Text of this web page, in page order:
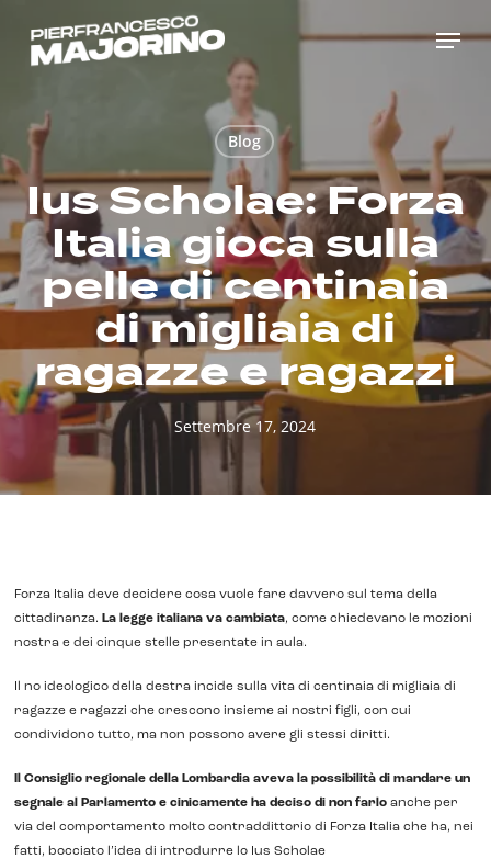
Menu
Blog
Ius Scholae: Forza
Italia gioca sulla
pelle di centinaia
di migliaia di
ragazze e ragazzi
Settembre 17, 2024
Forza Italia deve decidere cosa vuole fare davvero sul tema della
cittadinanza. La legge italiana va cambiata, come chiedevano le mozioni
nostra e dei cinque stelle presentate in aula.
Il no ideologico della destra incide sulla vita di centinaia di migliaia di
ragazze e ragazzi che crescono insieme ai nostri figli, con cui
condividono tutto, ma non possono avere gli stessi diritti.
Il Consiglio regionale della Lombardia aveva la possibilità di mandare un
segnale al Parlamento e cinicamente ha deciso di non farlo anche per
via del comportamento molto contraddittorio di Forza Italia che ha, nei
fatti, bocciato l’idea di introdurre lo Ius Scholae